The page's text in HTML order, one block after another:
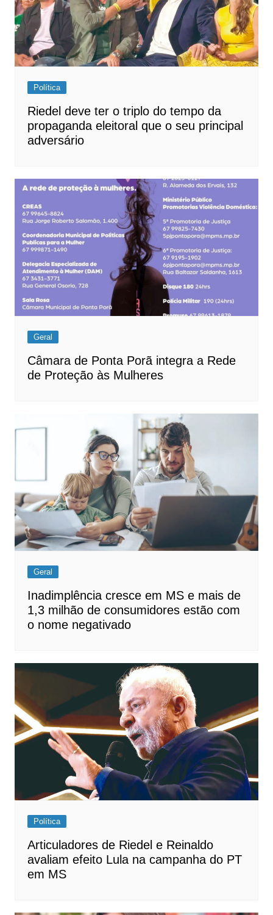
Política
Riedel deve ter o triplo do tempo da
propaganda eleitoral que o seu principal
adversário
Geral
Câmara de Ponta Porã integra a Rede
de Proteção às Mulheres
Geral
Inadimplência cresce em MS e mais de
1,3 milhão de consumidores estão com
o nome negativado
Política
Articuladores de Riedel e Reinaldo
avaliam efeito Lula na campanha do PT
em MS